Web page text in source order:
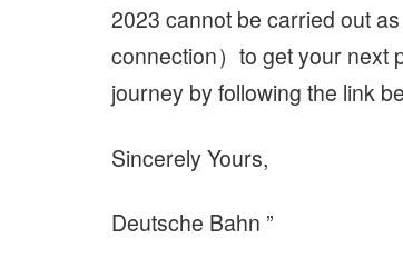
2023 cannot be carried out
connection）to get your next
journey by following the link
Sincerely Yours,
Deutsche Bahn ”